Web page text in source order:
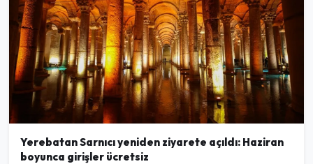
Yerebatan Sarnıcı yeniden ziyarete açıldı: Haziran
boyunca girişler ücretsiz